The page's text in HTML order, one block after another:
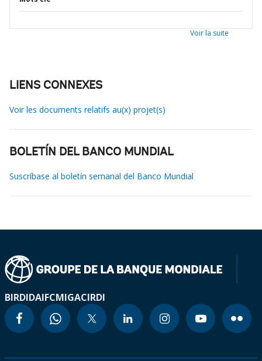
Voir la suite
LIENS CONNEXES
Voir les documents relatifs au(x) projet(s)
BOLETÍN DEL BANCO MUNDIAL
Suscríbase al boletín semanal del Banco Mundial
BIRDIDAIFCMIGACIRDI